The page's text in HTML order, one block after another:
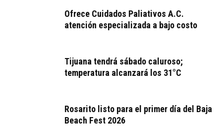
Ofrece Cuidados Paliativos A.C.
atención especializada a bajo costo
Tijuana tendrá sábado caluroso;
temperatura alcanzará los 31°C
Rosarito listo para el primer día del Baja
Beach Fest 2026